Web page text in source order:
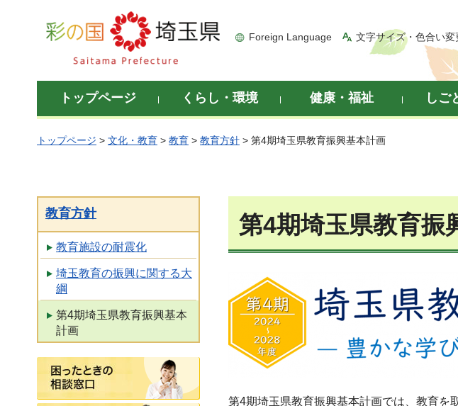
彩の国 埼玉県
Foreign Language 文字サイズ・色合い変
トップページ くらし・環境 健康・福祉 しご
トップページ > 文化・教育 > 教育 > 教育方針 > 第4期埼玉県教育振興基本計画
教育方針
教育施設の耐震化
埼玉教育の振興に関する大
綱
第4期埼玉県教育振興基本
計画
困ったときの相談窓口
第4期埼玉県教育振
第4期埼玉県教育振興基本計画では、教育を